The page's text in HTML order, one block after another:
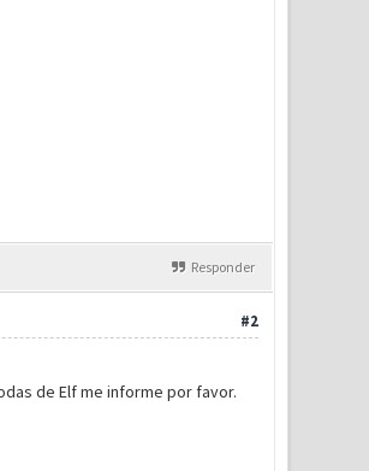
Responder
#2
de Elf me informe por favor.